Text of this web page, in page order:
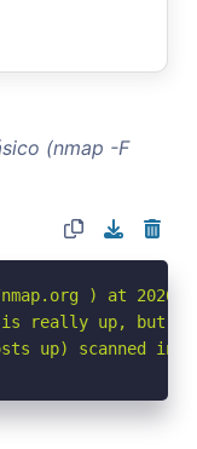
(nmap -F
) at 2026-
is really up, but
up) scanned in